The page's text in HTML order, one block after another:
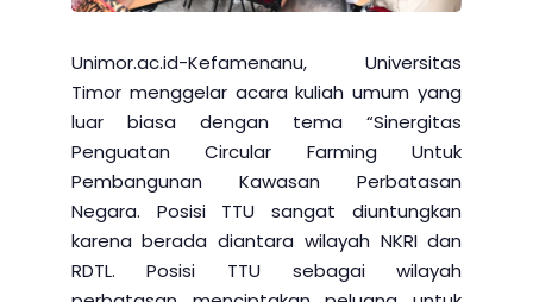
Unimor.ac.id-Kefamenanu, Universitas
Timor menggelar acara kuliah umum yang
luar biasa dengan tema “Sinergitas
Penguatan Circular Farming Untuk
Pembangunan Kawasan Perbatasan
Negara. Posisi TTU sangat diuntungkan
karena berada diantara wilayah NKRI dan
RDTL. Posisi TTU sebagai wilayah